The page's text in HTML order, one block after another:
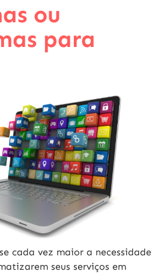
ou
para
cada vez maior a necessidade
seus serviços em